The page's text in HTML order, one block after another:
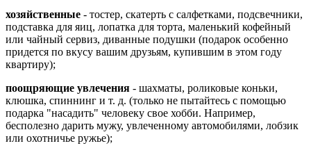
хозяйственные - тостер, скатерть с салфетками, подсвечники,
подставка для яиц, лопатка для торта, маленький кофейный
или чайный сервиз, диванные подушки (подарок особенно
придется по вкусу вашим друзьям, купившим в этом году
квартиру);
поощряющие увлечения - шахматы, роликовые коньки,
клюшка, спиннинг и т. д. (только не пытайтесь с помощью
подарка "насадить" человеку свое хобби. Например,
бесполезно дарить мужу, увлеченному автомобилями, лобзик
или охотничье ружье);